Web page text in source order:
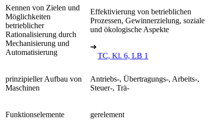
Kennen von Zielen und
Möglichkeiten
betrieblicher
Rationalisierung durch
Mechanisierung und
Automatisierung
Effektivierung von betrieblichen
Prozessen, Gewinnerzielung, soziale
und ökologische Aspekte
➔
TC, Kl. 6, LB 1
prinzipieller Aufbau von
Maschinen
Antriebs-, Übertragungs-, Arbeits-,
Steuer-, Trä-
Funktionselemente gerelement